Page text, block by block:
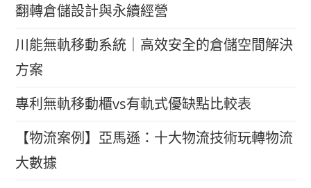
翻轉倉儲設計與永續經營
川能無軌移動系統｜高效安全的倉儲空間解決
方案
專利無軌移動櫃vs有軌式優缺點比較表
【物流案例】亞馬遜：十大物流技術玩轉物流
大數據